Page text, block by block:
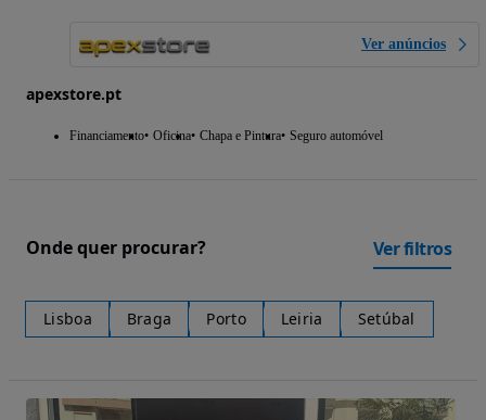
Ver anúncios
apexstore.pt
Financiamento Oficina Chapa e Pintura Seguro automóvel
Onde quer procurar? Ver filtros
Lisboa Braga Porto Leiria Setúbal